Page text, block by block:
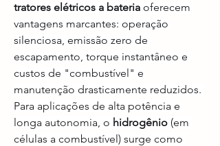
tratores elétricos a bateria oferecem
vantagens marcantes: operação
silenciosa, emissão zero de
escapamento, torque instantâneo e
custos de "combustível" e
manutenção drasticamente reduzidos.
Para aplicações de alta potência e
longa autonomia, o hidrogênio (em
células a combustível) surge como